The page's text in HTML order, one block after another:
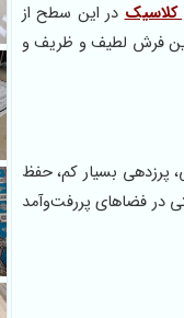
کلاسیکدر این سطح از
فرش لطیف و ظریف و
پرزدهی بسیار کم، حفظ
می‌شود فرش حتی در فضاهای پررفت‌وآمد